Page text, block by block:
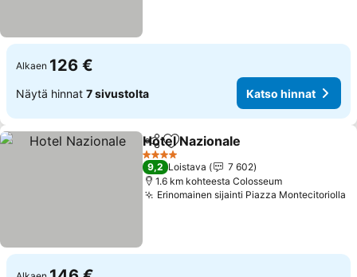
Alkaen 126 €
Näytä hinnat 7 sivustolta Katso hinnat
Jaa Lisää suosikkeihin
Hotel Nazionale
4 Tähtiluokitus
9,2 Loistava
7 602
1.6 km kohteesta Colosseum
Erinomainen sijainti Piazza Montecitoriolla